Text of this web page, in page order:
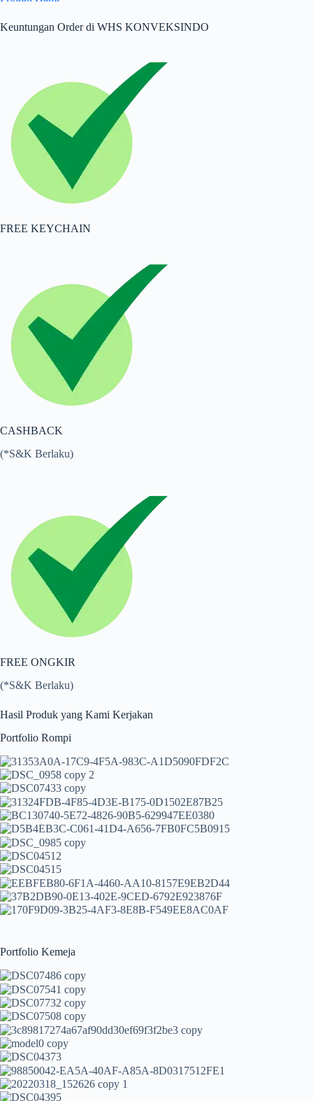
Keuntungan Order di WHS KONVEKSINDO
FREE KEYCHAIN
CASHBACK
(*S&K Berlaku)
FREE ONGKIR
(*S&K Berlaku)
Hasil Produk yang Kami Kerjakan
Portfolio Rompi
Portfolio Kemeja